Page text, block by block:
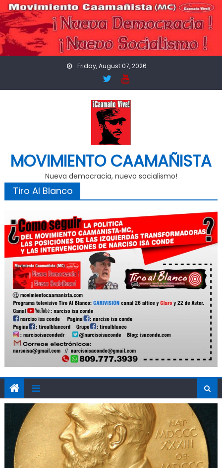
Skip
to
content
Friday, August 07, 2026
MOVIMIENTO CAAMAÑISTA
Nueva democracia, nuevo socialismo!
Tiro Al Blanco